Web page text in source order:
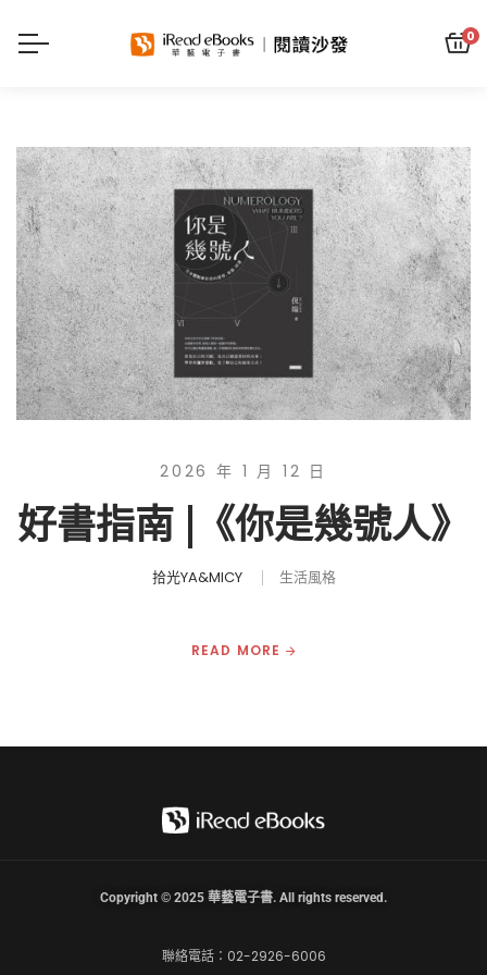
0
2026 年 1 月 12 日
好書指南 |《你是幾號人》
拾光YA&MICY 生活風格
READ MORE
聯絡電話：02-2926-6006
Copyright © 2025 華藝電子書. All rights reserved.